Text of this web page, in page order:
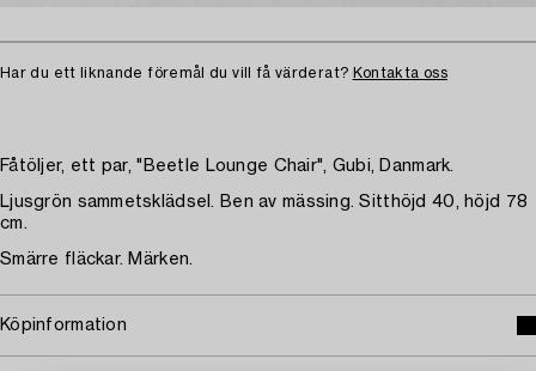
Har du ett liknande föremål du vill få värderat? Kontakta oss
Fåtöljer, ett par, "Beetle Lounge Chair", Gubi, Danmark.
Ljusgrön sammetsklädsel. Ben av mässing. Sitthöjd 40, höjd 78
cm.
Smärre fläckar. Märken.
Köpinformation